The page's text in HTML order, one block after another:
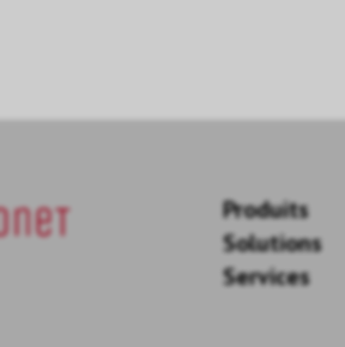
Produits
Solutions
Services